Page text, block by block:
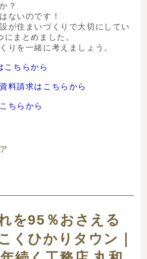
？
ないのです！
が住まいづくりで大切にしてい
にまとめました。
りを一緒に考えましょう。
こちらから
料請求はこちらから
ちらから
を95％おさえる
くひかりタウン｜